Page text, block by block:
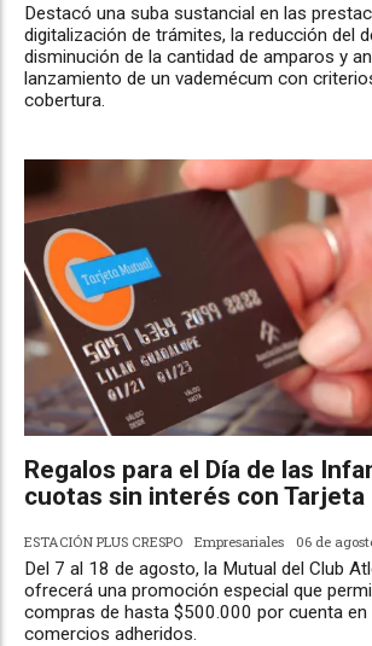
Destacó una suba sustancial en las
digitalización de trámites, la reducción del
disminución de la cantidad de amparos y
lanzamiento de un vademécum con
cobertura.
Regalos para el Día de las
cuotas sin interés con Tarjeta
ESTACIÓN PLUS CRESPO Empresariales 06 de
Del 7 al 18 de agosto, la Mutual del Club
ofrecerá una promoción especial que
compras de hasta $500.000 por cuenta en
comercios adheridos.